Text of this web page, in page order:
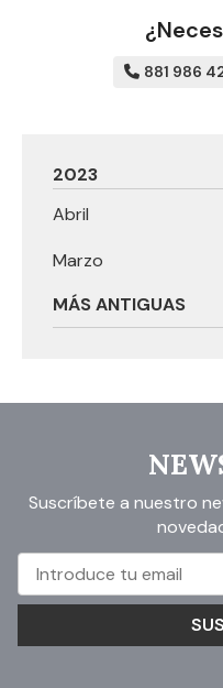
881 986
2023
Abril
Marzo
MÁS ANTIGUAS
Suscríbete a nuestro